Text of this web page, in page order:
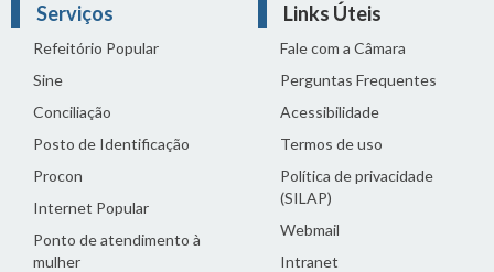
Serviços
Refeitório Popular
Sine
Conciliação
Posto de Identificação
Procon
Internet Popular
Ponto de atendimento à
mulher
Links Úteis
Fale com a Câmara
Perguntas Frequentes
Acessibilidade
Termos de uso
Política de privacidade
(SILAP)
Webmail
Intranet